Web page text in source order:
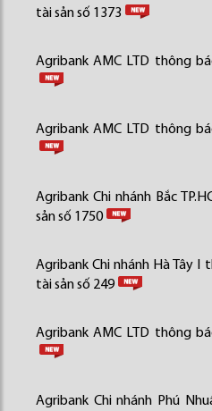
tài sản số 1373
Agribank AMC LTD thông
Agribank AMC LTD thông
Agribank Chi nhánh Bắc
sản số 1750
Agribank Chi nhánh Hà Tây
tài sản số 249
Agribank AMC LTD thông
Agribank Chi nhánh Phú